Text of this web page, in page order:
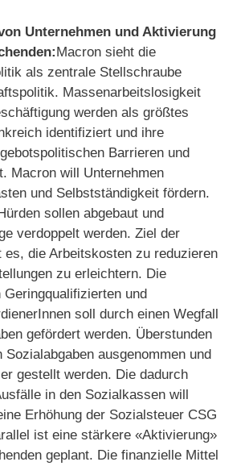
Unternehmen und Aktivierung
Macron sieht die
als zentrale Stellschraube
Massenarbeitslosigkeit
werden als größtes
identifiziert und ihre
Barrieren und
Macron will Unternehmen
und Selbstständigkeit fördern.
sollen abgebaut und
verdoppelt werden. Ziel der
es, die Arbeitskosten zu reduzieren
zu erleichtern. Die
Geringqualifizierten und
soll durch einen Wegfall
gefördert werden. Überstunden
Sozialabgaben ausgenommen und
gestellt werden. Die dadurch
in den Sozialkassen will
Erhöhung der Sozialsteuer CSG
ist eine stärkere «Aktivierung»
geplant. Die finanzielle Mittel